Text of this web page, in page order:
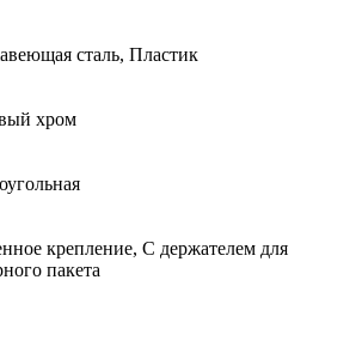
сталь, Пластик
хром
крепление, С держателем для
пакета